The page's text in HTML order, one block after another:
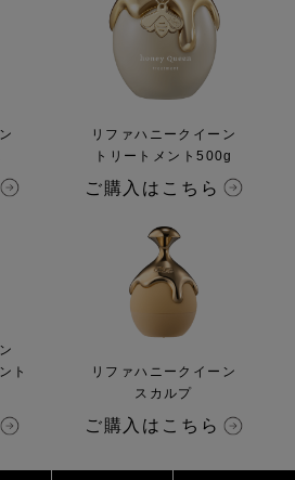
リファハニークイーン
トリートメント500g
ご購入はこちら
ト
リファハニークイーン
スカルプ
ご購入はこちら